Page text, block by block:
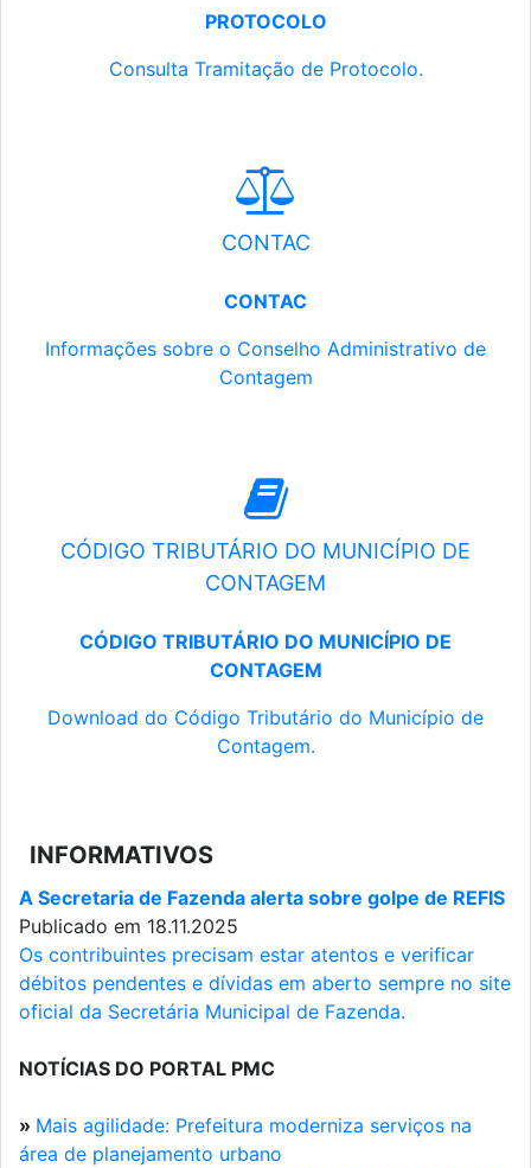
PROTOCOLO
Consulta Tramitação de Protocolo.
CONTAC
CONTAC
Informações sobre o Conselho Administrativo de
Contagem
CÓDIGO TRIBUTÁRIO DO MUNICÍPIO DE
CONTAGEM
CÓDIGO TRIBUTÁRIO DO MUNICÍPIO DE
CONTAGEM
Download do Código Tributário do Município de
Contagem.
INFORMATIVOS
A Secretaria de Fazenda alerta sobre golpe de REFIS
Publicado em 18.11.2025
Os contribuintes precisam estar atentos e verificar
débitos pendentes e dívidas em aberto sempre no site
oficial da Secretária Municipal de Fazenda.
NOTÍCIAS DO PORTAL PMC
» Mais agilidade: Prefeitura moderniza serviços na
área de planejamento urbano